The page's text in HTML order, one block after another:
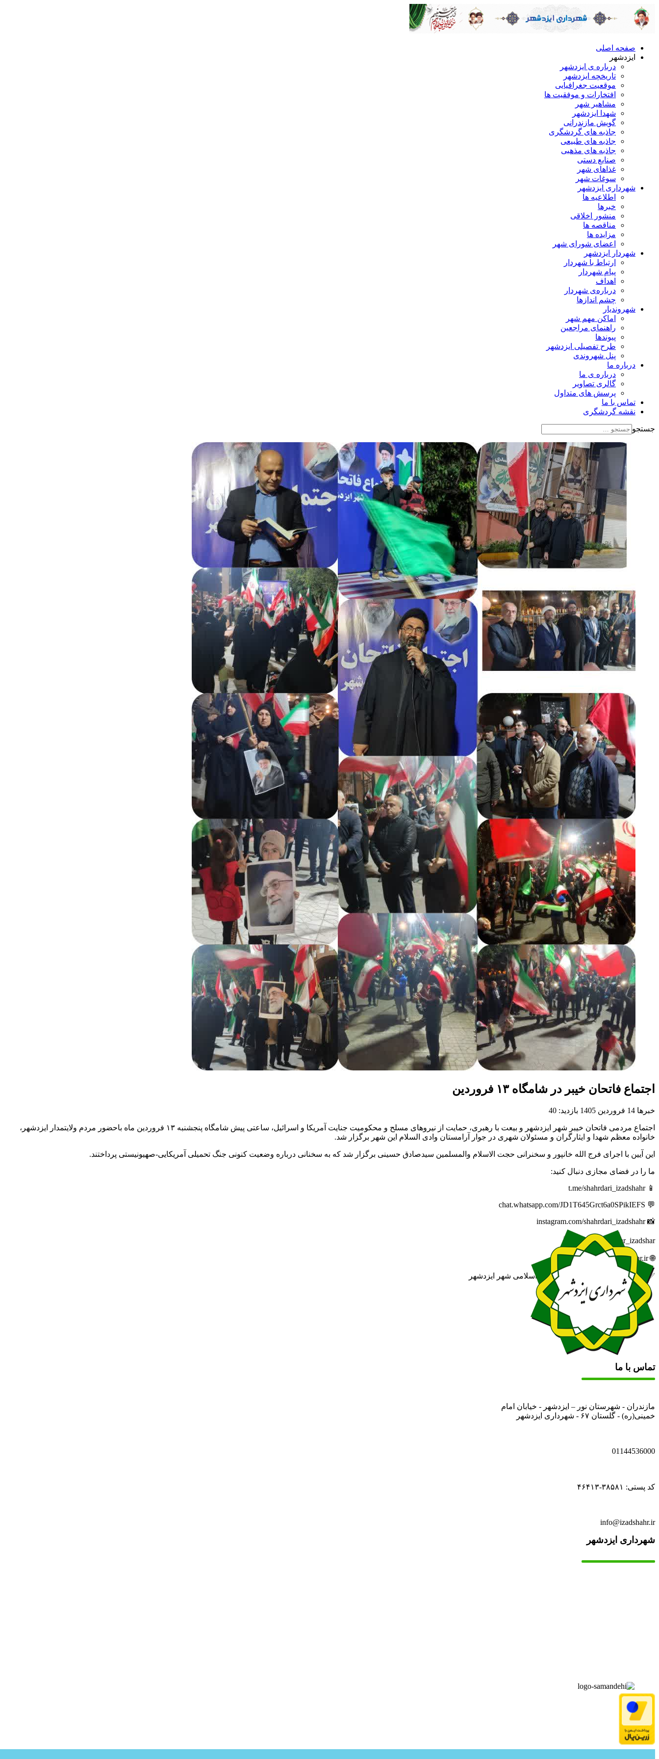
صفحه اصلی
ایزدشهر
درباره ی ایزدشهر
تاریخچه ایزدشهر
موقعیت جغرافیایی
افتخارات و موفقیت ها
مشاهیر شهر
شهدا ایزدشهر
گویش مازندرانی
جاذبه های گردشگری
جاذبه های طبیعی
جاذبه های مذهبی
صنایع دستی
غذاهای شهر
سوغات شهر
شهرداری ایزدشهر
اطلاعیه ها
خبرها
منشور اخلاقی
مناقصه ها
مزایده ها
اعضای شورای شهر
شهردار ایزدشهر
ارتباط با شهردار
پیام شهردار
اهداف
درباره‌ی شهردار
چشم اندازها
شهروندیار
اماکن مهم شهر
راهنمای مراجعین
پیوند‌ها
طرح تفصیلی ایزدشهر
پنل شهروندی
درباره ما
درباره ی ما
گالری تصاویر
پرسش های متداول
تماس با ما
نقشه گردشگری
جستجو
اجتماع فاتحان خیبر در شامگاه ۱۳ فروردین
خبرها 14 فروردين 1405 بازدید: 40
اجتماع مردمی فاتحان خیبر شهر ایزدشهر و بیعت با رهبری، حمایت از نیروهای مسلح و محکومیت جنایت آمریکا و اسرائیل، ساعتی پیش شامگاه پنجشنبه ۱۳ فروردین ماه باحضور مردم ولایتمدار ایزدشهر،
خانواده معظم شهدا و ایثارگران و مسئولان شهری در جوار آرامستان وادی السلام این شهر برگزار شد.
این آیین با اجرای فرج الله خانپور و سخنرانی حجت الاسلام والمسلمین سیدصادق حسینی برگزار شد که به سخنانی درباره وضعیت کنونی جنگ تحمیلی آمریکایی-صهیونیستی پرداختند.
ما را در فضای مجازی دنبال کنید:
📱 t.me/shahrdari_izadshahr
💬 chat.whatsapp.com/JD1T645Grct6a0SPikIEFS
📸 instagram.com/shahrdari_izadshahr
🆔 eitaa.com/khabar_izadshar
🌐 izadshahr.ir
✅ روابط عمومی شهرداری و شورای اسلامی شهر ایزدشهر
تماس با ما
مازندران - شهرستان نور – ایزدشهر - خیابان امام
خمینی(ره) - گلستان ۶۷ - شهرداری ایزدشهر
01144536000
کد پستی: ۳۸۵۸۱-۴۶۴۱۳
info@izadshahr.ir
شهرداری ایزدشهر